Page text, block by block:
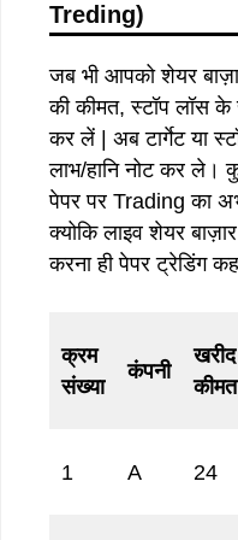
Treding)
जब भी आपको शेयर
की कीमत, स्टॉप लॉस के
कर लें | अब टार्गेट या
लाभ/हानि नोट कर
पेपर पर Trading का
क्योकि लाइव शेयर
करना ही पेपर ट्रेडिंग
क्रम
संख्या
कंपनी
खरीद
कीमत
1 A 24